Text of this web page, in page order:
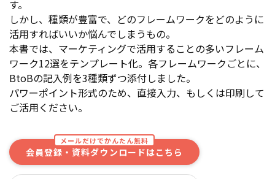
す。
しかし、種類が豊富で、どのフレームワークをどのように
活用すればいいか悩んでしまうもの。
本書では、マーケティングで活用することの多いフレーム
ワーク12選をテンプレート化。各フレームワークごとに、
BtoBの記入例を3種類ずつ添付しました。
パワーポイント形式のため、直接入力、もしくは印刷して
ご活用ください。
メールだけでかんたん無料
会員登録・資料ダウンロードはこちら